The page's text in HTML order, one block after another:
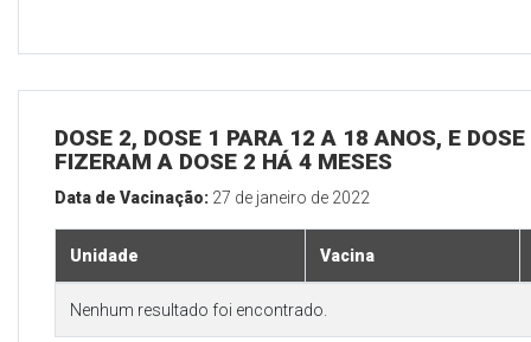
DOSE 2, DOSE 1 PARA 12 A 18 ANOS, E
FIZERAM A DOSE 2 HÁ 4 MESES
Data de Vacinação: 27 de janeiro de 2022
Unidade Vacina
Nenhum resultado foi encontrado.